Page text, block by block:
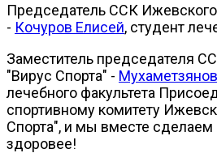
Председатель ССК
- Кочуров Елисей, студент
Заместитель председателя
"Вирус Спорта" -
лечебного факультета
спортивному комитету
Спорта", и мы вместе сделаем
здоровее!